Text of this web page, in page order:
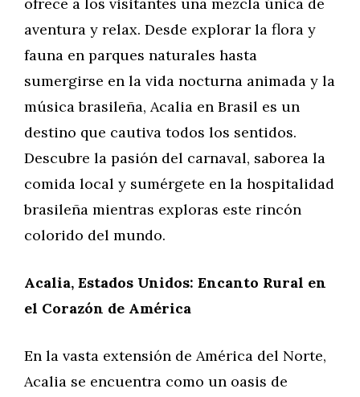
aventura y relax. Desde explorar la flora y
fauna en parques naturales hasta
sumergirse en la vida nocturna animada y la
música brasileña, Acalia en Brasil es un
destino que cautiva todos los sentidos.
Descubre la pasión del carnaval, saborea la
comida local y sumérgete en la hospitalidad
brasileña mientras exploras este rincón
colorido del mundo.
Acalia, Estados Unidos: Encanto Rural en
el Corazón de América
En la vasta extensión de América del Norte,
Acalia se encuentra como un oasis de